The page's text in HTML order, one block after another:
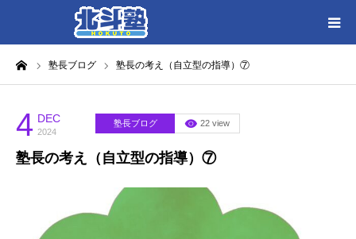
塾長ブログ 塾長の考え（自立型の指導）⑦
4 DEC
2024
塾長ブログ 22 view
塾長の考え（自立型の指導）⑦
HOME
各教室別に記事を見る
北斗塾／教室一覧
お問い合わせ